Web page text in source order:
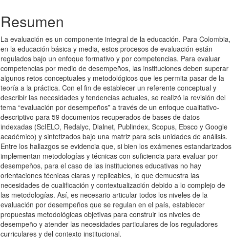
Resumen
La evaluación es un componente integral de la educación. Para Colombia,
en la educación básica y media, estos procesos de evaluación están
regulados bajo un enfoque formativo y por competencias. Para evaluar
competencias por medio de desempeños, las instituciones deben superar
algunos retos conceptuales y metodológicos que les permita pasar de la
teoría a la práctica. Con el fin de establecer un referente conceptual y
describir las necesidades y tendencias actuales, se realizó la revisión del
tema “evaluación por desempeños” a través de un enfoque cualitativo-
descriptivo para 59 documentos recuperados de bases de datos
indexadas (ScIELO, Redalyc, Dialnet, Publindex, Scopus, Ebsco y Google
académico) y sintetizados bajo una matriz para seis unidades de análisis.
Entre los hallazgos se evidencia que, si bien los exámenes estandarizados
implementan metodologías y técnicas con suficiencia para evaluar por
desempeños, para el caso de las instituciones educativas no hay
orientaciones técnicas claras y replicables, lo que demuestra las
necesidades de cualificación y contextualización debido a lo complejo de
las metodologías. Así, es necesario articular todos los niveles de la
evaluación por desempeños que se regulan en el país, establecer
propuestas metodológicas objetivas para construir los niveles de
desempeño y atender las necesidades particulares de los reguladores
curriculares y del contexto institucional.